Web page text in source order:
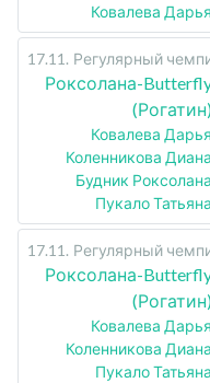
Ковалева Дарья
17.11 . Регулярный
Роксолана-
Ковалева Дарья
Коленникова Диана
Будник Роксолана
Пукало Татьяна
17.11 . Регулярный
Роксолана-
Ковалева Дарья
Коленникова Диана
Пукало Татьяна